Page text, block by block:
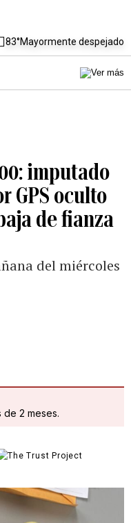
83°Mayormente despejado
imputado
GPS oculto
de fianza
del miércoles
de 2 meses.